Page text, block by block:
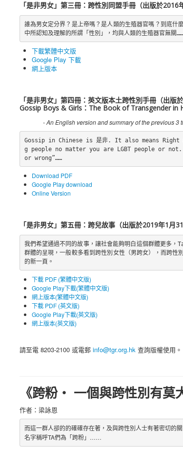
「是非男女」第三冊：跨性別同盟手冊（出版於2016
誰為男女定分界？是上帝嗎？是人類的生殖器官嗎？到底
中所認知及理解的所謂「性別」，均與人類的生殖器官無關……
下載繁體中文版
Google Play 下載
網上版本
「是非男女」第四冊：英文版本土跨性別手冊（出版
Gossip Boys & Girls：The Book of Transgender in
- An English version and summary of the previous 3
Gossip in Chinese is 是非. It also means Right
g people no matter you are LGBT people or
or wrong”……
Download PDF
Google Play download
Online Version
「是非男女」第五冊：跨兒故事（出版於2019年1月
我們希望通過不同的故事，讓社會能夠明白這個群體更多，
群體的呈現，一般較多看到跨性別女性（男跨女），而跨
的新一頁。
下載 PDF (繁體中文版)
Google Play下載(繁體中文版)
網上版本(繁體中文版)
下載 PDF (英文版)
Google Play下載(英文版)
網上版本(英文版)
請至電 8203-2100 或電郵 info@tgr.org.hk 查詢版權使用。
《跨粉‧ 一個與跨性別有莫
作者：梁詠恩
而這一群人卻的的確確存在著，及與跨性別人士有著密切的
名字稱呼TA們為「跨粉」……